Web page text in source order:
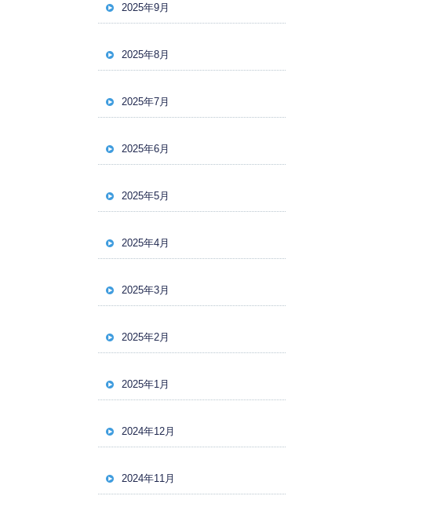
2025年9月
2025年8月
2025年7月
2025年6月
2025年5月
2025年4月
2025年3月
2025年2月
2025年1月
2024年12月
2024年11月